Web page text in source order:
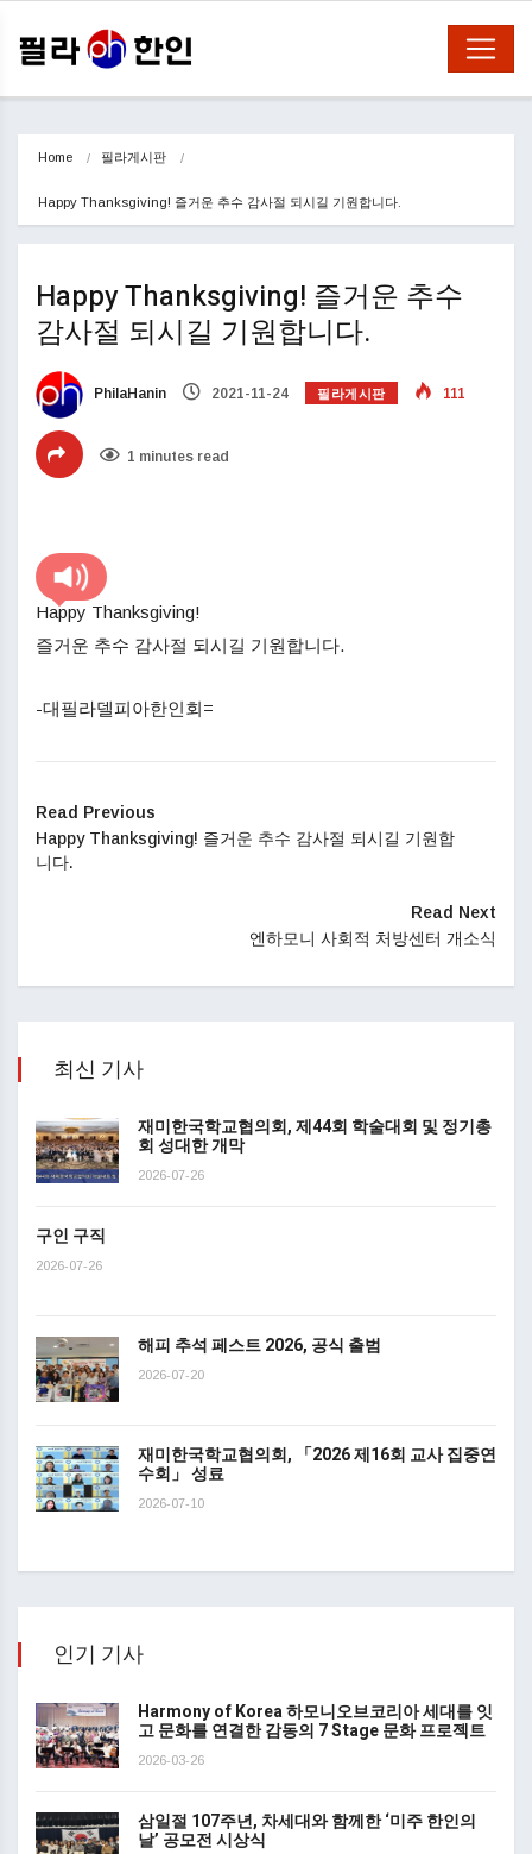
Home 필라게시판
Happy Thanksgiving! 즐거운 추수 감사절 되시길 기원합니다.
Happy Thanksgiving! 즐거운 추수
감사절 되시길 기원합니다.
PhilaHanin 2021-11-24 필라게시판 111
1 minutes read
Happy Thanksgiving!
즐거운 추수 감사절 되시길 기원합니다.
-대필라델피아한인회=
Read Previous
Happy Thanksgiving! 즐거운 추수 감사절 되시길 기원합
니다.
Read Next
엔하모니 사회적 처방센터 개소식
최신 기사
재미한국학교협의회, 제44회 학술대회 및 정기총
회 성대한 개막
2026-07-26
구인 구직
2026-07-26
해피 추석 페스트 2026, 공식 출범
2026-07-20
재미한국학교협의회, 「2026 제16회 교사 집중연
수회」 성료
2026-07-10
인기 기사
Harmony of Korea 하모니오브코리아 세대를 잇
고 문화를 연결한 감동의 7 Stage 문화 프로젝트
2026-03-26
삼일절 107주년, 차세대와 함께한 ‘미주 한인의
날’ 공모전 시상식